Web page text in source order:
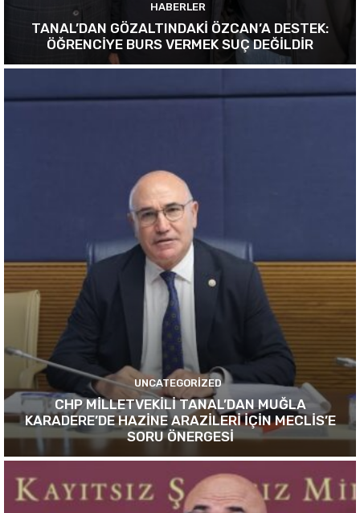
HABERLER
TANAL’DAN GÖZALTINDAKİ ÖZCAN’A DESTEK:
ÖĞRENCİYE BURS VERMEK SUÇ DEĞİLDİR
UNCATEGORIZED
CHP MİLLETVEKİLİ TANAL’DAN MUĞLA
KARADERE’DE HAZİNE ARAZİLERİ İÇİN MECLİS’E
SORU ÖNERGESİ